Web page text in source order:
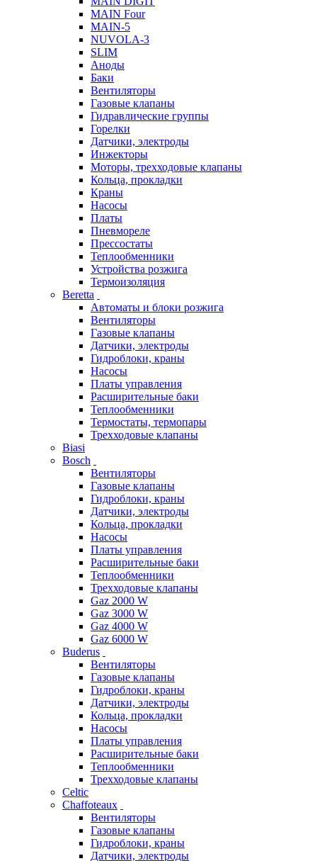
MAIN Four
MAIN-5
NUVOLA-3
SLIM
Аноды
Баки
Вентиляторы
Газовые клапаны
Гидравлические группы
Горелки
Датчики, электроды
Инжекторы
Моторы, трехходовые клапаны
Кольца, прокладки
Краны
Насосы
Платы
Пневмореле
Прессостаты
Теплообменники
Устройства розжига
Термоизоляция
Beretta
Автоматы и блоки розжига
Вентиляторы
Газовые клапаны
Датчики, электроды
Гидроблоки, краны
Насосы
Платы управления
Расширительные баки
Теплообменники
Термостаты, термопары
Трехходовые клапаны
Biasi
Bosch
Вентиляторы
Газовые клапаны
Гидроблоки, краны
Датчики, электроды
Кольца, прокладки
Насосы
Платы управления
Расширительные баки
Теплообменники
Трехходовые клапаны
Gaz 2000 W
Gaz 3000 W
Gaz 4000 W
Gaz 6000 W
Buderus
Вентиляторы
Газовые клапаны
Гидроблоки, краны
Датчики, электроды
Кольца, прокладки
Насосы
Платы управления
Расширительные баки
Теплообменники
Трехходовые клапаны
Celtic
Chaffoteaux
Вентиляторы
Газовые клапаны
Гидроблоки, краны
Датчики, электроды